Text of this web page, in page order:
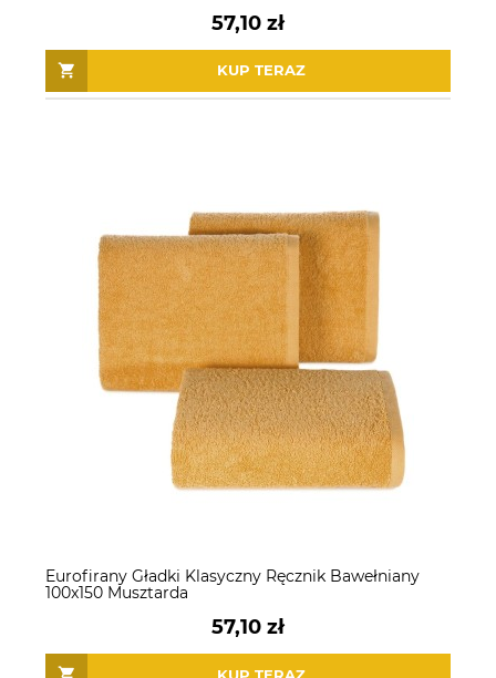
57,10 zł
KUP TERAZ
Eurofirany Gładki Klasyczny Ręcznik Bawełniany
100x150 Musztarda
57,10 zł
KUP TERAZ